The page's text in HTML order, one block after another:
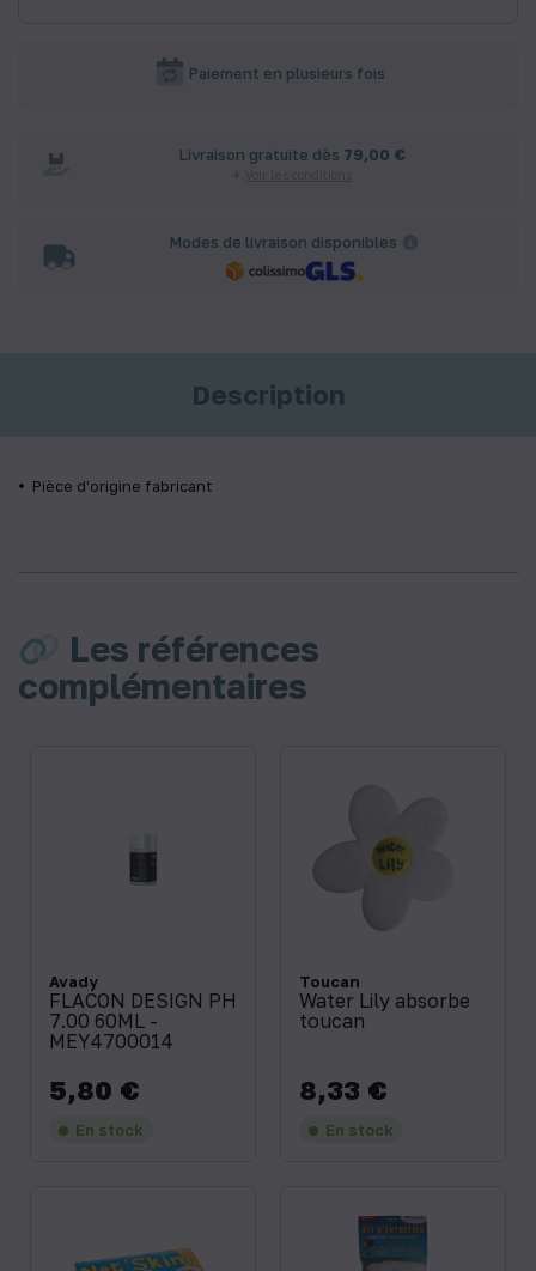
Paiement en plusieurs fois
Livraison gratuite dès 79,00 €
Modes de livraison disponibles
Description
Pièce d'origine fabricant
Les références
complémentaires
Avady
FLACON DESIGN PH
7.00 60ML -
MEY4700014
Prix
5,80 €
En stock
Toucan
Water Lily absorbe
toucan
Prix
8,33 €
En stock